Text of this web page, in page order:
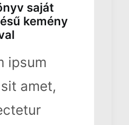
saját
kemény
ipsum
amet,